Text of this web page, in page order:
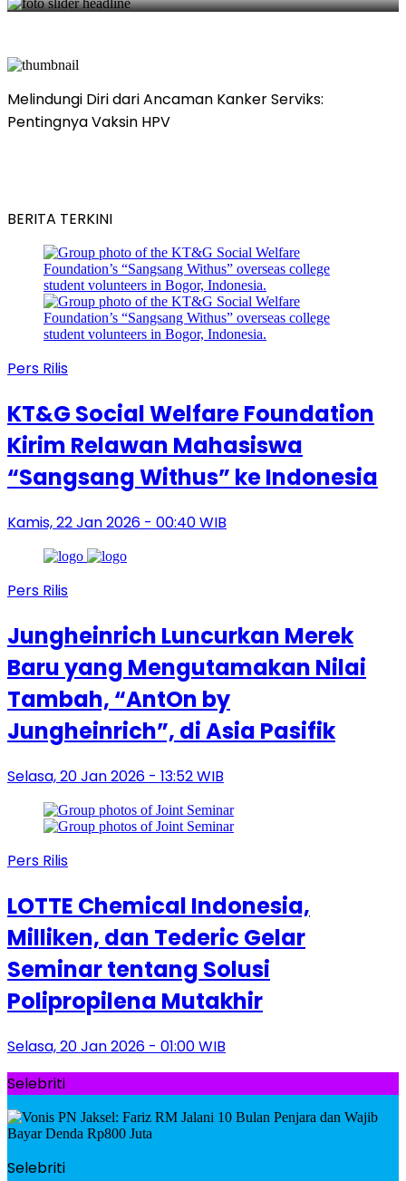
Melindungi Diri dari Ancaman Kanker Serviks:
Pentingnya Vaksin HPV
BERITA TERKINI
Pers Rilis
KT&G Social Welfare Foundation
Kirim Relawan Mahasiswa
“Sangsang Withus” ke Indonesia
Kamis, 22 Jan 2026 - 00:40 WIB
Pers Rilis
Jungheinrich Luncurkan Merek
Baru yang Mengutamakan Nilai
Tambah, “AntOn by
Jungheinrich”, di Asia Pasifik
Selasa, 20 Jan 2026 - 13:52 WIB
Pers Rilis
LOTTE Chemical Indonesia,
Milliken, dan Tederic Gelar
Seminar tentang Solusi
Polipropilena Mutakhir
Selasa, 20 Jan 2026 - 01:00 WIB
Selebriti
Selebriti